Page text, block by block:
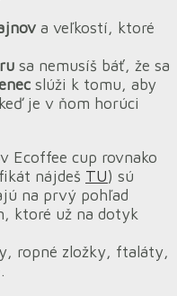
a veľkostí, ktoré
sa nemusíš báť, že sa
slúži k tomu, aby
je v ňom horúci
Ecoffee cup rovnako
nájdeš TU) sú
na prvý pohľad
ktoré už na dotyk
ropné zložky, ftaláty,